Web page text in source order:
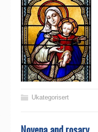
Ukategorisert